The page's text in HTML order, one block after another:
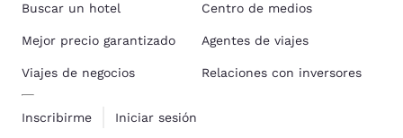
Buscar un hotel
Mejor precio garantizado
Viajes de negocios
Inscribirme Iniciar sesión
Centro de medios
Agentes de viajes
Relaciones con inversores